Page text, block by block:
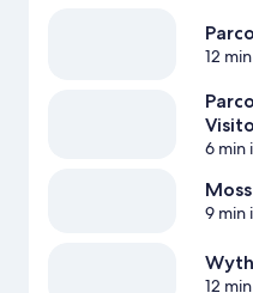
12
6 min
9 min
12